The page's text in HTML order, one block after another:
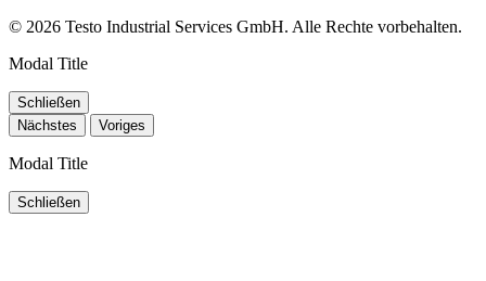
© 2026 Testo Industrial Services GmbH. Alle Rechte vorbehalten.
Modal Title
Schließen
Nächstes
Voriges
Modal Title
Schließen